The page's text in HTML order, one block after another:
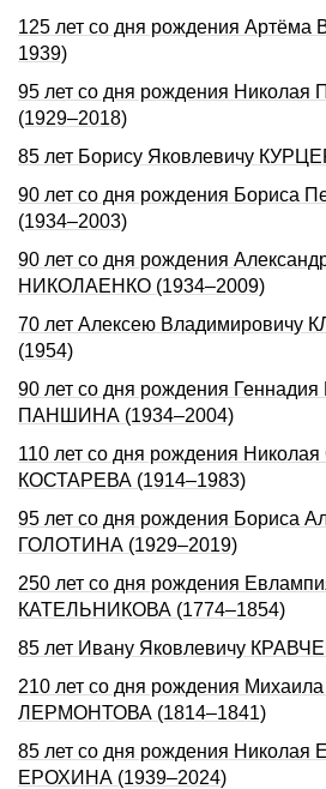
125 лет со дня рождения
1939)
95 лет со дня рождения
(1929–2018)
85 лет Борису Яковлевичу
90 лет со дня рождения Бориса
(1934–2003)
90 лет со дня рождения
НИКОЛАЕНКО (1934–2009)
70 лет Алексею
(1954)
90 лет со дня рождения
ПАНШИНА (1934–2004)
110 лет со дня рождения Николая
КОСТАРЕВА (1914–1983)
95 лет со дня рождения Бориса
ГОЛОТИНА (1929–2019)
250 лет со дня рождения
КАТЕЛЬHИКОВА (1774–1854)
85 лет Ивану Яковлевичу
210 лет со дня рождения
ЛЕРМОНТОВА (1814–1841)
85 лет со дня рождения Николая
ЕРОХИНА (1939–2024)